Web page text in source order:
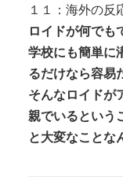
１１：海外の反
ロイドが何でも
学校にも簡単に
るだけなら容易
そんなロイドが
親でいるという
と大変なことな